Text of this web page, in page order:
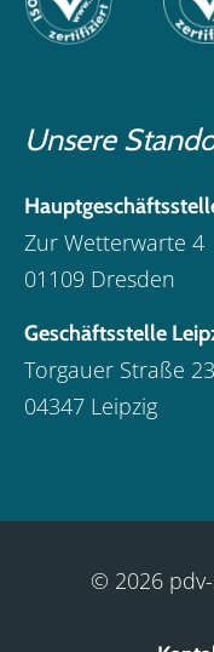
Unsere
Zur Wetterwarte 4
01109 Dresden
Geschäftsstelle
Torgauer Straße
04347 Leipzig
© 2026